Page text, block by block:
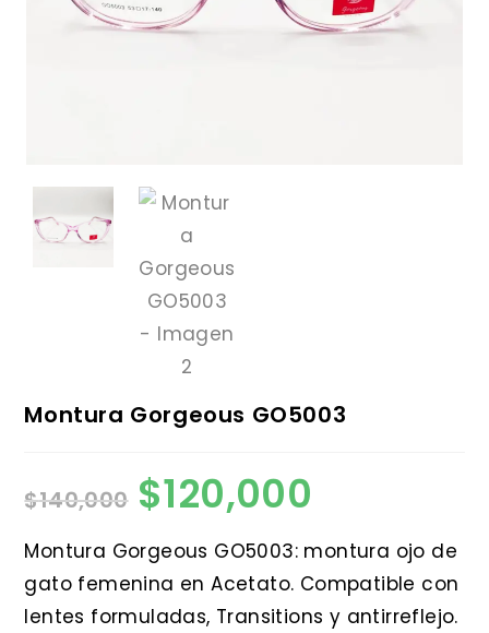
Montura Gorgeous GO5003
$140,000
El
precio
original
$140,000.
$120,000
$120,000.
Montura Gorgeous GO5003: montura ojo de
gato femenina en Acetato. Compatible con
lentes formuladas, Transitions y antirreflejo.